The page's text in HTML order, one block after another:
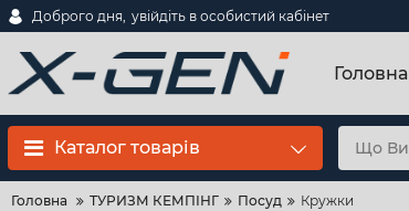
Доброго дня, увійдіть в особистий кабінет
Головна
Каталог товарів
Головна ТУРИЗМ КЕМПІНГ Посуд Кружки